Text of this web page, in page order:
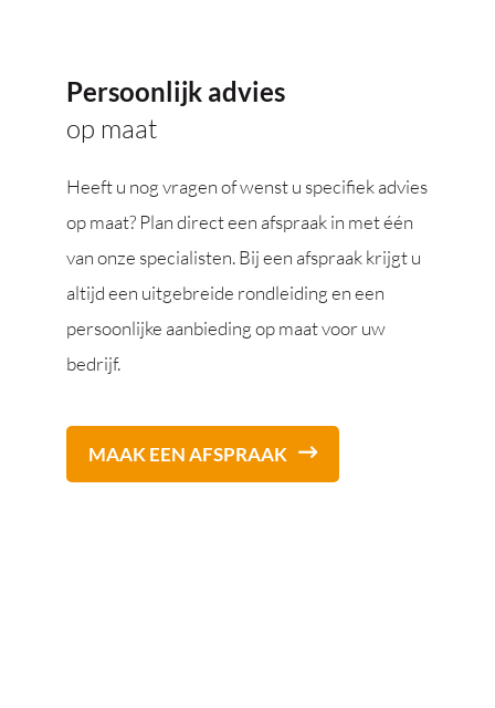
Persoonlijk advies
op maat
Heeft u nog vragen of wenst u specifiek advies
op maat? Plan direct een afspraak in met één
van onze specialisten. Bij een afspraak krijgt u
altijd een uitgebreide rondleiding en een
persoonlijke aanbieding op maat voor uw
bedrijf.
MAAK EEN AFSPRAAK